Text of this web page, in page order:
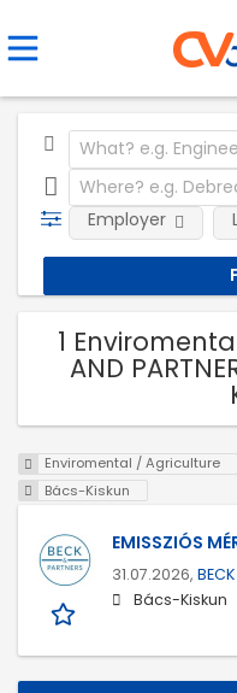
Employer
1
AND
Enviromental / Agriculture
Bács-Kiskun
EMISSZIÓS
31.07.2026,
Bács-Kiskun